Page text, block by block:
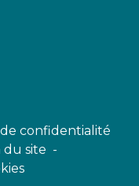
confidentialité
du site -